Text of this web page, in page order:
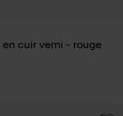
cuir verni - rouge